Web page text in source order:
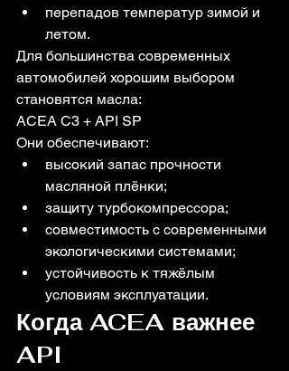
перепадов температур зимой и
летом.
Для большинства современных
автомобилей хорошим выбором
становятся масла:
ACEA C3 + API SP
Они обеспечивают:
высокий запас прочности
масляной плёнки;
защиту турбокомпрессора;
совместимость с современными
экологическими системами;
устойчивость к тяжёлым
условиям эксплуатации.
Когда ACEA важнее
API